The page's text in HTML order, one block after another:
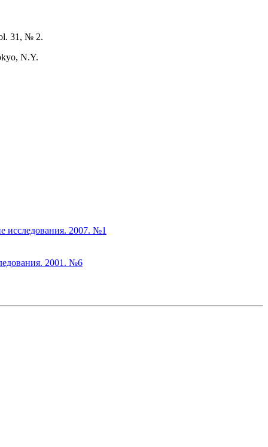
31, № 2.
N.Y.
исследования. 2007. №1
2001. №6